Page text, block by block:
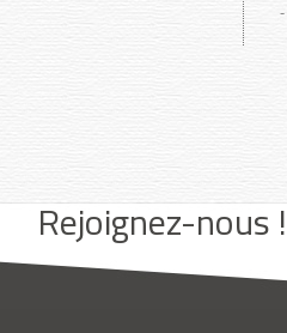
Rejoignez-nous !
Instagram